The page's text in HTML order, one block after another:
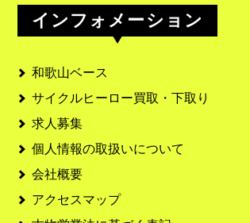
インフォメーション
和歌山ベース
サイクルヒーロー買取・下取り
求人募集
個人情報の取扱いについて
会社概要
アクセスマップ